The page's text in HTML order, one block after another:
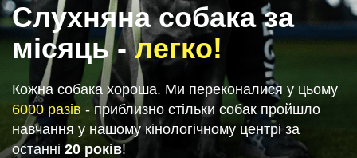
Слухняна собака за
місяць -легко!
Кожна собака хороша. Ми переконалися у цьому
6000 разів - приблизно стільки собак пройшло
навчання у нашому кінологічному центрі за
останні 20 років!